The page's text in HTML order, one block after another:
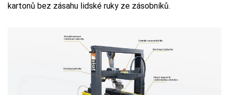
kartonů bez zásahu lidské ruky ze zásobníků.